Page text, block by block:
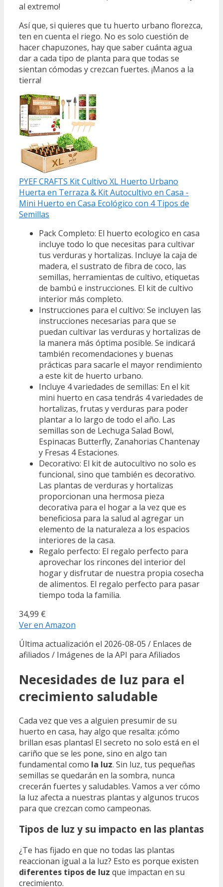
al extremo!
Así que, si quieres que tu huerto urbano florezca,
ten en cuenta el riego. No es solo cuestión de
hacer chapuzones, hay que saber cuánta agua
dar a cada tipo de planta para que todas se
sientan cómodas y crezcan fuertes. ¡Manos a la
tierra!
PYEF CRAFTS Kit Cultivo XL Huerto Urbano
Huerta en Terraza & Kit Autocultivo en Casa -
Mini Huerto en Casa Ecológico con 4 Tipos de
Semillas
Pack Completo: El huerto ecologico en casa
incluye todo lo que necesitas para cultivar
tus verduras y hortalizas. Incluye la caja de
madera, el sustrato de fibra de coco, las
semillas, herramientas de cultivo, etiquetas
de bambú e instrucciones. El kit de cultivo
interior más completo.
Instrucciones para el cultivo: Se incluyen las
instrucciones necesarias para que se
puedan cultivar las verduras y hortalizas de
la manera más óptima posible. Se indicará
también recomendaciones y buenas
prácticas para sacarle el mayor rendimiento
a este kit de huerto urbano.
Incluye 4 variedades de semillas: En el kit
mini huerto en casa tendrás 4 variedades de
hortalizas, frutas y verduras para poder
plantar a lo largo de todo el año. Las
semillas son de Lechuga Salad Bowl,
Espinacas Butterfly, Zanahorias Chantenay
y Fresas 4 Estaciones.
Decorativo: El kit de autocultivo no solo es
funcional, sino que también es decorativo.
Las plantas de verduras y hortalizas
proporcionan una hermosa pieza
decorativa para el hogar a la vez que es
beneficiosa para la salud al agregar un
elemento de la naturaleza a los espacios
interiores de la casa.
Regalo perfecto: El regalo perfecto para
aprovechar los rincones del interior del
hogar y disfrutar de nuestra propia cosecha
de alimentos. El regalo perfecto para pasar
tiempo toda la familia.
34,99 €
Ver en Amazon
Última actualización el 2026-08-05 / Enlaces de
afiliados / Imágenes de la API para Afiliados
Necesidades de luz para el
crecimiento saludable
Cada vez que ves a alguien presumir de su
huerto en casa, hay algo que resalta: ¡cómo
brillan esas plantas! El secreto no solo está en el
cariño que se les pone, sino en algo tan
fundamental como la luz. Sin luz, tus pequeñas
semillas se quedarán en la sombra, nunca
crecerán fuertes y saludables. Vamos a ver cómo
la luz afecta a nuestras plantas y algunos trucos
para que crezcan como campeonas.
Tipos de luz y su impacto en las plantas
¿Te has fijado en que no todas las plantas
reaccionan igual a la luz? Esto es porque existen
diferentes tipos de luz que impactan en su
crecimiento.